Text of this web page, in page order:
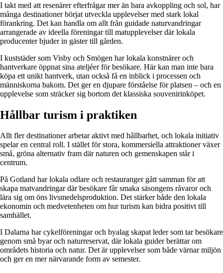
I takt med att resenärer efterfrågar mer än bara avkoppling och sol, har
många destinationer börjat utveckla upplevelser med stark lokal
förankring. Det kan handla om allt från guidade naturvandringar
arrangerade av ideella föreningar till matupplevelser där lokala
producenter bjuder in gäster till gården.
I kuststäder som Visby och Smögen har lokala konstnärer och
hantverkare öppnat sina ateljéer för besökare. Här kan man inte bara
köpa ett unikt hantverk, utan också få en inblick i processen och
människorna bakom. Det ger en djupare förståelse för platsen – och en
upplevelse som sträcker sig bortom det klassiska souvenirinköpet.
Hållbar turism i praktiken
Allt fler destinationer arbetar aktivt med hållbarhet, och lokala initiativ
spelar en central roll. I stället för stora, kommersiella attraktioner växer
små, gröna alternativ fram där naturen och gemenskapen står i
centrum.
På Gotland har lokala odlare och restauranger gått samman för att
skapa matvandringar där besökare får smaka säsongens råvaror och
lära sig om öns livsmedelsproduktion. Det stärker både den lokala
ekonomin och medvetenheten om hur turism kan bidra positivt till
samhället.
I Dalarna har cykelföreningar och byalag skapat leder som tar besökare
genom små byar och naturreservat, där lokala guider berättar om
områdets historia och natur. Det är upplevelser som både värnar miljön
och ger en mer närvarande form av semester.